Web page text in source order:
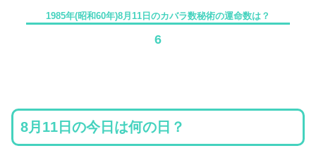
1985年(昭和60年)8月11日のカバラ数秘術の運命数は？
6
8月11日の今日は何の日？